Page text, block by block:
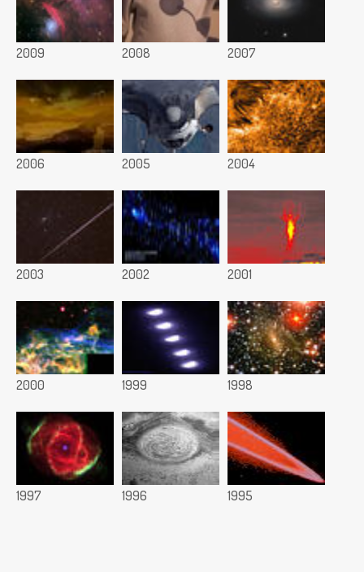
2009 2008 2007
2006 2005 2004
2003 2002 2001
2000 1999 1998
1997 1996 1995